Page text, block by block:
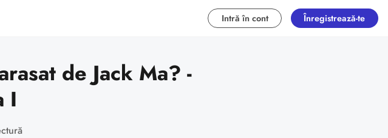
Intră în cont Înregistrează-te
de Jack Ma? -
I